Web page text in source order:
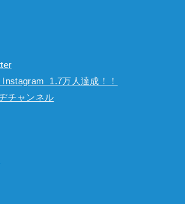
1.7万人達成！！
チャンネル